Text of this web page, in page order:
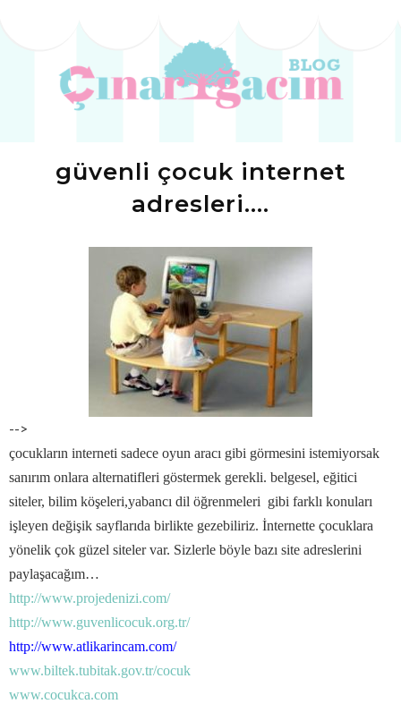
güvenli çocuk internet
adresleri....
-->
çocukların interneti sadece oyun aracı gibi görmesini istemiyorsak
sanırım onlara alternatifleri göstermek gerekli. belgesel, eğitici
siteler, bilim köşeleri,yabancı dil öğrenmeleri gibi farklı konuları
işleyen değişik sayflarıda birlikte gezebiliriz. İnternette çocuklara
yönelik çok güzel siteler var. Sizlerle böyle bazı site adreslerini
paylaşacağım…
http://www.projedenizi.com/
http://www.guvenlicocuk.org.tr/
http://www.atlikarincam.com/
www.biltek.tubitak.gov.tr/cocuk
www.cocukca.com